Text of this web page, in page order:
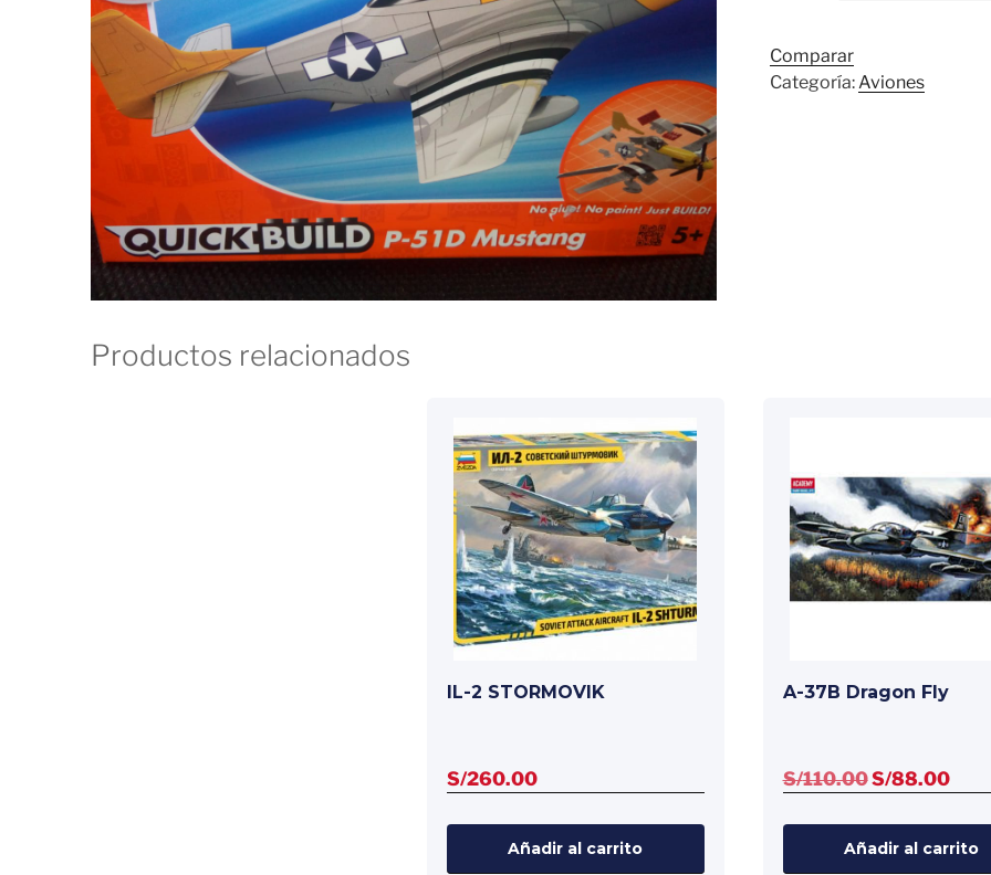
cantidad
Comparar
Categoría: Aviones
Productos relacionados
IL-2 STORMOVIK
S/260.00
Añadir al carrito
A-37B Dragon Fly
S/110.00El
era:
S/88.00El
es:
Añadir al carrito